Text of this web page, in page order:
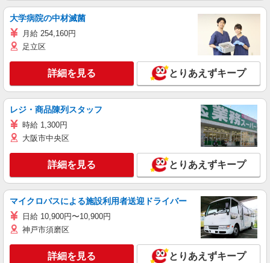
大学病院の中材滅菌
月給 254,160円
足立区
詳細を見る とりあえずキープ
レジ・商品陳列スタッフ
時給 1,300円
大阪市中央区
詳細を見る とりあえずキープ
マイクロバスによる施設利用者送迎ドライバー
日給 10,900円〜10,900円
神戸市須磨区
詳細を見る とりあえずキープ